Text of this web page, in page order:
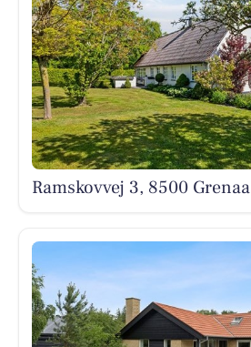
Ramskovvej 3, 8500 Grenaa